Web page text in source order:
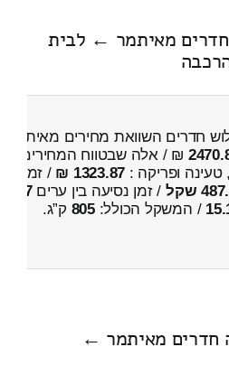
מאיתמר ← לבית
חדרים השוואת מחירים
₪ / אלה שבטווח המחירים
ופריקה : 1323.87 ₪ / זמן :
שקל / זמן נסיעה בין ערים37 דקות
/ המשקל הכולל:805 ק”ג.
חדרים מאיתמר ←